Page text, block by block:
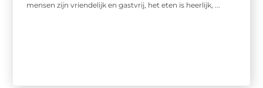
mensen zijn vriendelijk en gastvrij, het eten is heerlijk, ...